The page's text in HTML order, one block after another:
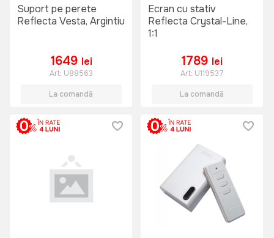
Suport pe perete
Reflecta Vesta, Argintiu
1649 lei
Art: U88563
La comandă
Ecran cu stativ
Reflecta Crystal-Line,
1:1
1789 lei
Art: U119537
La comandă